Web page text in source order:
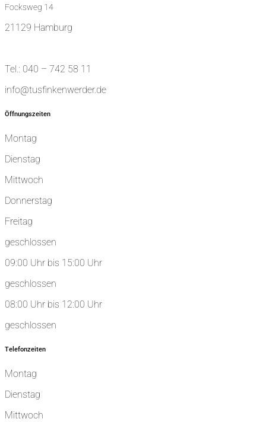
Focksweg 14
21129 Hamburg
Tel.: 040 – 742 58 11
info@tusfinkenwerder.de
Öffnungszeiten
Montag
Dienstag
Mittwoch
Donnerstag
Freitag
geschlossen
09:00 Uhr bis 15:00 Uhr
geschlossen
08:00 Uhr bis 12:00 Uhr
geschlossen
Telefonzeiten
Montag
Dienstag
Mittwoch